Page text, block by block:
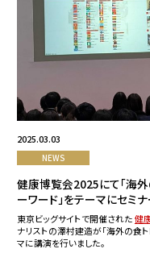
2025.03.03
NEWS
健康博覧会2025にて「海
ーワード」をテーマにセミ
東京ビッグサイトで開催された 健
ナリストの澤村建造が「海外の食
マに講演を行いました。